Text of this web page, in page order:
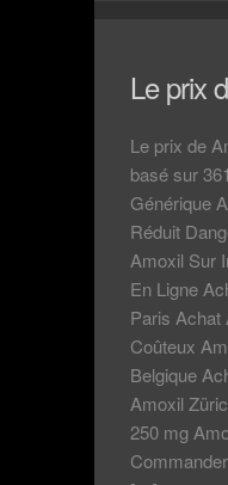
Le prix
Le prix de
basé sur
Générique
Réduit
Amoxil Sur
En Ligne
Paris Achat
Coûteux
Belgique
Amoxil
250 mg